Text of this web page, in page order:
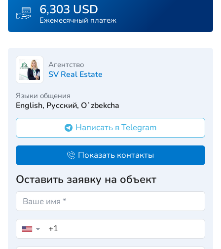
6,303 USD
Ежемесячный платеж
Агентство
SV Real Estate
Языки общения
English, Русский, Oʻzbekcha
Написать в Telegram
Показать контакты
Оставить заявку на объект
▼